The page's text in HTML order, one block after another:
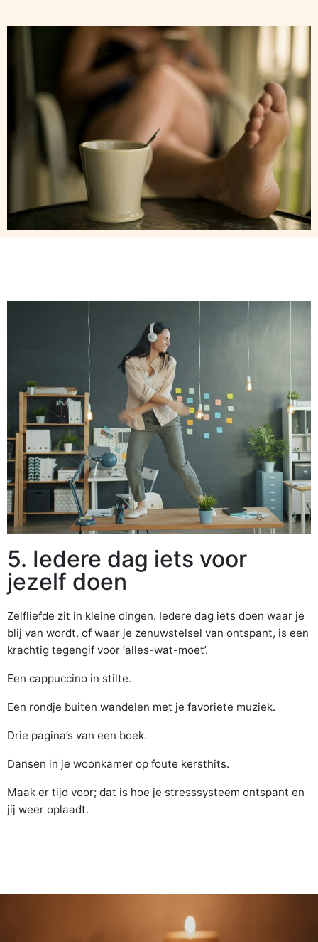
5. Iedere dag iets voor
jezelf doen
Zelfliefde zit in kleine dingen. Iedere dag iets doen waar je
blij van wordt, of waar je zenuwstelsel van ontspant, is een
krachtig tegengif voor ‘alles-wat-moet’.
Een cappuccino in stilte.
Een rondje buiten wandelen met je favoriete muziek.
Drie pagina’s van een boek.
Dansen in je woonkamer op foute kersthits.
Maak er tijd voor; dat is hoe je stresssysteem ontspant en
jij weer oplaadt.